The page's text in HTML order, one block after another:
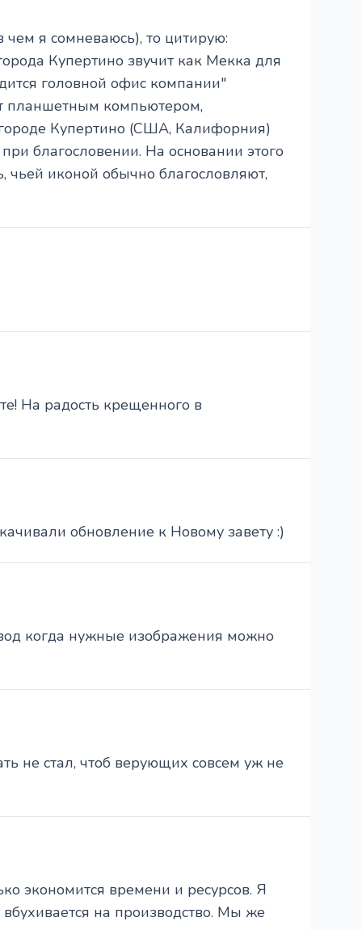
я сомневаюсь), то цитирую:
Купертино звучит как Мекка для
головной офис компании"
планшетным компьютером,
Купертино (США, Калифорния)
благословении. На основании этого
чьей иконой обычно благословляют,
На радость крещенного в
обновление к Новому завету :)
когда нужные изображения можно
не стал, чтоб верующих совсем уж не
экономится времени и ресурсов. Я
на производство. Мы же